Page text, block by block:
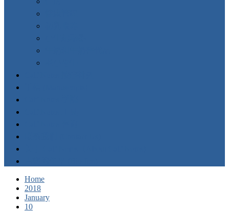
Home
2018
January
10